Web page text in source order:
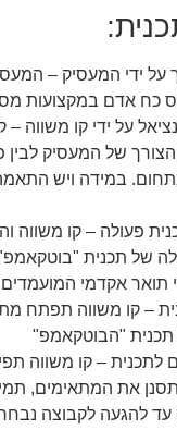
על ידי המעסיק –
כח אדם במקצועות
על ידי קו משווה –
של המעסיק לבין
במידה ויש
פעולה – קו משווה
של תכנית
תואר אקדמי המועמדים
– קו משווה תפתח
"הבוטקאמפ"
לתכנית – קו משווה
את המתאימים,
להגעה לקבוצה